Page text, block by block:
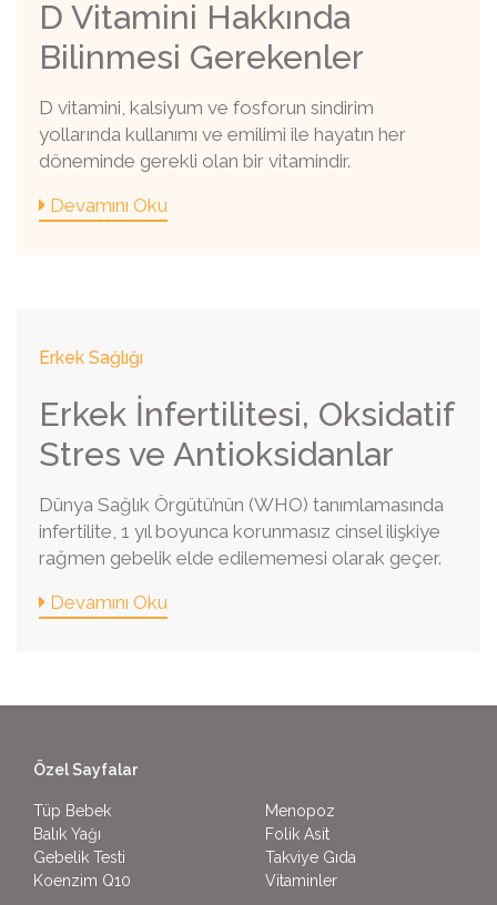
D Vitamini Hakkında
Bilinmesi Gerekenler
D vitamini, kalsiyum ve fosforun sindirim
yollarında kullanımı ve emilimi ile hayatın her
döneminde gerekli olan bir vitamindir.
Devamını Oku
Erkek Sağlığı
Erkek İnfertilitesi, Oksidatif
Stres ve Antioksidanlar
Dünya Sağlık Örgütü’nün (WHO) tanımlamasında
infertilite, 1 yıl boyunca korunmasız cinsel ilişkiye
rağmen gebelik elde edilememesi olarak geçer.
Devamını Oku
Özel Sayfalar
Tüp Bebek
Menopoz
Balık Yağı
Folik Asit
Gebelik Testi
Takviye Gıda
Koenzim Q10
Vitaminler